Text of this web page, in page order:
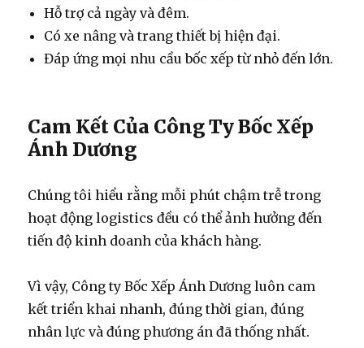
Hỗ trợ cả ngày và đêm.
Có xe nâng và trang thiết bị hiện đại.
Đáp ứng mọi nhu cầu bốc xếp từ nhỏ đến lớn.
Cam Kết Của Công Ty Bốc Xếp
Ánh Dương
Chúng tôi hiểu rằng mỗi phút chậm trễ trong
hoạt động logistics đều có thể ảnh hưởng đến
tiến độ kinh doanh của khách hàng.
Vì vậy, Công ty Bốc Xếp Ánh Dương luôn cam
kết triển khai nhanh, đúng thời gian, đúng
nhân lực và đúng phương án đã thống nhất.